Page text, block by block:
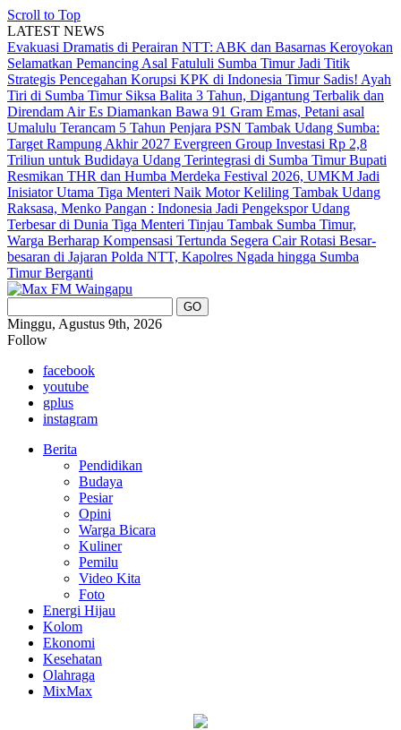
Scroll to Top
LATEST NEWS
Evakuasi Dramatis di Perairan NTT: ABK dan Basarnas Keroyokan
Selamatkan Pemancing Asal Fatululi Sumba Timur Jadi Titik
Strategis Pencegahan Korupsi KPK di Indonesia Timur Sadis! Ayah
Tiri di Sumba Timur Siksa Balita 3 Tahun, Digantung Terbalik dan
Direndam Air Es Diamankan Bawa 91 Gram Emas, Petani asal
Umalulu Terancam 5 Tahun Penjara PSN Tambak Udang Sumba:
Target Rampung Akhir 2027 Evergreen Group Investasi Rp 2,8
Triliun untuk Budidaya Udang Terintegrasi di Sumba TimurBupati
Resmikan THR dan Humba Merdeka Festival 2026, UMKM Jadi
Inisiator Utama Tiga Menteri Naik Motor Keliling Tambak Udang
Raksasa, Menko Pangan : Indonesia Jadi Pengekspor Udang
Terbesar di Dunia Tiga Menteri Tinjau Tambak Sumba Timur,
Warga Berharap Kompensasi Tertunda Segera CairRotasi Besar-
besaran di Jajaran Polda NTT, Kapolres Ngada hingga Sumba
Timur Berganti
Minggu, Agustus 9th, 2026
Follow
facebook
youtube
gplus
instagram
Berita
Pendidikan
Budaya
Pesiar
Opini
Warga Bicara
Kuliner
Pemilu
Video Kita
Foto
Energi Hijau
Kolom
Ekonomi
Kesehatan
Olahraga
MixMax